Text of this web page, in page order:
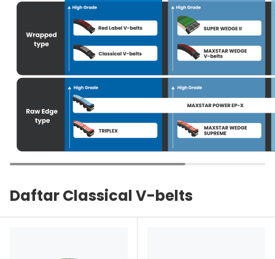
Daftar Classical V-belts